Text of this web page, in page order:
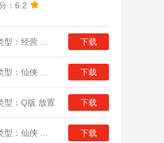
：6.2
下载
下载
型：Q版 放置 下载
下载